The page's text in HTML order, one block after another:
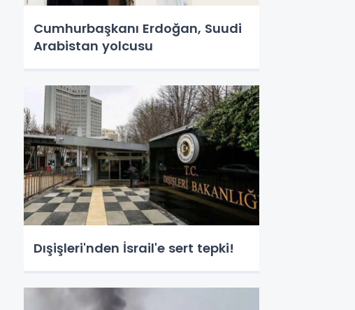
Cumhurbaşkanı Erdoğan, Suudi
Arabistan yolcusu
Dışişleri'nden İsrail'e sert tepki!